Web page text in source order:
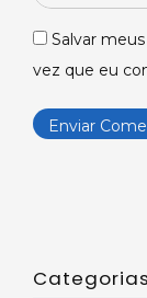
Salvar
vez que eu
Categorias